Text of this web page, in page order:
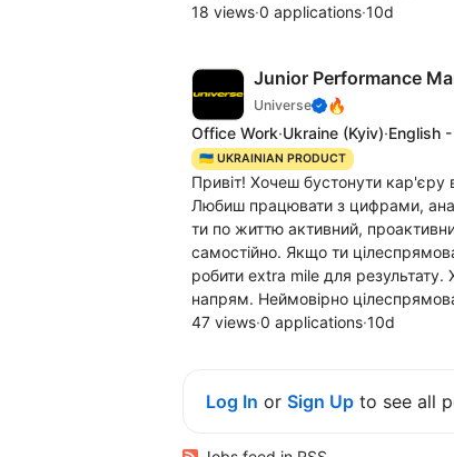
18 views·0 applications·10d
Junior Performance
Universe 🔥
Office Work·Ukraine (Kyiv)·English
🇺🇦 UKRAINIAN PRODUCT
Привіт! Хочеш бустонути
Любиш працювати з цифрами,
ти по життю активний,
самостійно. Якщо ти
робити extra mile для
напрям. Неймовірно
47 views·0 applications·10d
Log In or Sign Up to see all